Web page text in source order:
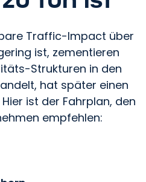
Traffic-Impact über
ist, zementieren
Strukturen in den
hat später einen
ist der Fahrplan, den
empfehlen: